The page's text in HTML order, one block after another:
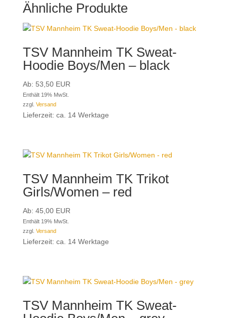
Ähnliche Produkte
TSV Mannheim TK Sweat-
Hoodie Boys/Men – black
Ab: 53,50EUR
Enthält 19% MwSt.
zzgl. Versand
Lieferzeit: ca. 14 Werktage
TSV Mannheim TK Trikot
Girls/Women – red
Ab: 45,00EUR
Enthält 19% MwSt.
zzgl. Versand
Lieferzeit: ca. 14 Werktage
TSV Mannheim TK Sweat-